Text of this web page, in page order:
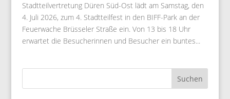
Stadtteilvertretung Düren Süd-Ost lädt am Samstag, den
4. Juli 2026, zum 4. Stadtteilfest in den BIFF-Park an der
Feuerwache Brüsseler Straße ein. Von 13 bis 18 Uhr
erwartet die Besucherinnen und Besucher ein buntes...
Suchen